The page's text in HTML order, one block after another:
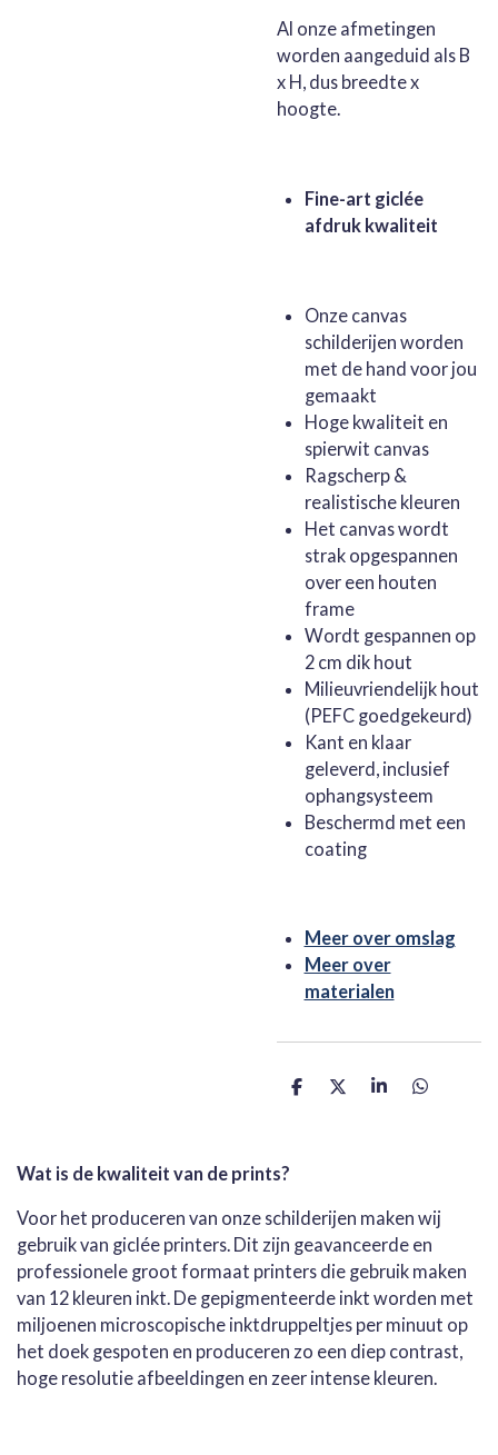
Al onze afmetingen
worden aangeduid als B
x H, dus breedte x
hoogte.
Fine-art giclée
afdruk kwaliteit
Onze canvas
schilderijen worden
met de hand voor jou
gemaakt
Hoge kwaliteit en
spierwit canvas
Ragscherp &
realistische kleuren
Het canvas wordt
strak opgespannen
over een houten
frame
Wordt gespannen op
2 cm dik hout
Milieuvriendelijk hout
(PEFC goedgekeurd)
Kant en klaar
geleverd, inclusief
ophangsysteem
Beschermd met een
coating
Meer over omslag
Meer over
materialen
D
D
S
D
Wat is de kwaliteit van de prints?
Voor het produceren van onze schilderijen maken wij
gebruik van giclée printers. Dit zijn geavanceerde en
professionele groot formaat printers die gebruik maken
van 12 kleuren inkt. De gepigmenteerde inkt worden met
miljoenen microscopische inktdruppeltjes per minuut op
het doek gespoten en produceren zo een diep contrast,
hoge resolutie afbeeldingen en zeer intense kleuren.